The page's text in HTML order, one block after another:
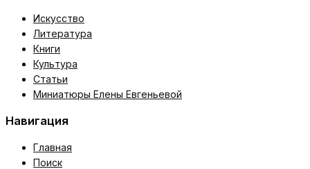
Искусство
Литература
Книги
Культура
Статьи
Миниатюры Елены Евгеньевой
Навигация
Главная
Поиск